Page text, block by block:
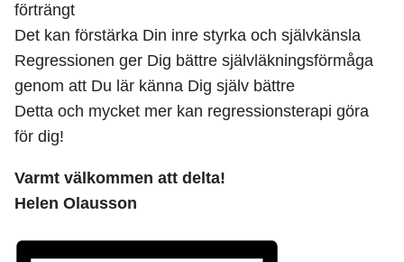
förträngt
Det kan förstärka Din inre styrka och självkänsla
Regressionen ger Dig bättre självläkningsförmåga
genom att Du lär känna Dig själv bättre
Detta och mycket mer kan regressionsterapi göra
för dig!
Varmt välkommen att delta!
Helen Olausson